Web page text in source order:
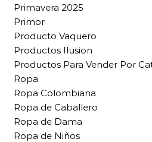
Primavera 2025
Primor
Producto Vaquero
Productos Ilusion
Productos Para Vender Por
Ropa
Ropa Colombiana
Ropa de Caballero
Ropa de Dama
Ropa de Niños